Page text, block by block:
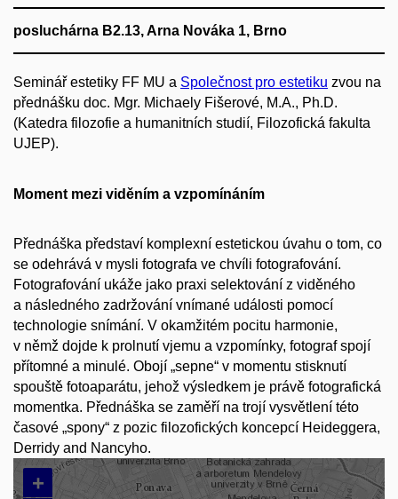
posluchárna B2.13, Arna Nováka 1, Brno
Seminář estetiky FF MU a Společnost pro estetiku zvou na
přednášku doc. Mgr. Michaely Fišerové, M.A., Ph.D.
(Katedra filozofie a humanitních studií, Filozofická fakulta
UJEP).
Moment mezi viděním a vzpomínáním
Přednáška představí komplexní estetickou úvahu o tom, co
se odehrává v mysli fotografa ve chvíli fotografování.
Fotografování ukáže jako praxi selektování z viděného
a následného zadržování vnímané události pomocí
technologie snímání. V okamžitém pocitu harmonie,
v němž dojde k prolnutí vjemu a vzpomínky, fotograf spojí
přítomné a minulé. Obojí „sepne“ v momentu stisknutí
spouště fotoaparátu, jehož výsledkem je právě fotografická
momentka. Přednáška se zaměří na trojí vysvětlení této
časové „spony“ z pozic filozofických koncepcí Heideggera,
Derridy and Nancyho.
+